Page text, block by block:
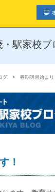
駅家校ブ
グ 春期講習始まり
！